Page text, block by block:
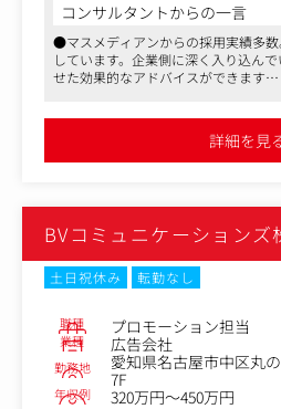
＜募集背景＞
今期業績好調、今後の事業拡大
＜仕事の流れ＞
・企画（社内外の関係者と連携し
・実行（予算や時間の管理まで。
TVCMやラジオ、新聞・雑誌など
イトやWeb広告、ロゴ、販促物
視点、最適な手段を模索しながら
コンサルタントからの一言
●マスメディアンからの採用実績多
しています。企業側に深く入り込ん
せた効果的なアドバイスができます
●実績次第で高待遇を目指せる会社で
援する上で福利厚生面も充実していま
●コロナ禍で広告会社の業績が軒並み
詳細を見
BVコミュニケーションズ
土日祝休み
転勤なし
職種 プロモーション担当
業種 広告会社
勤務地
愛知県名古屋市中区丸
7F
年収例
320万円～450万円